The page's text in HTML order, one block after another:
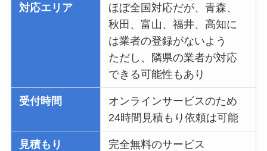
対応エリア
ほぼ全国対応だが、青森、
秋田、富山、福井、高知に
は業者の登録がないよう
ただし、隣県の業者が対応
できる可能性もあり
受付時間
オンラインサービスのため
24時間見積もり依頼は可能
見積もり
完全無料のサービス